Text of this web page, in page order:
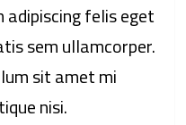
adipiscing felis eget
sem ullamcorper.
sit amet mi
nisi.